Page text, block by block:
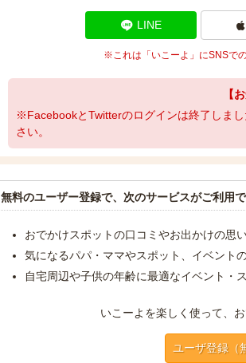
LINE
※これは「いこーよ」にSNSで
【
※FacebookとTwitterのログインは終了しま
さい。
無料のユーザー登録で、次のサービスがご利用で
おでかけスポットの口コミやお出かけの思
気になるパパ・ママやスポット、イベント
自宅周辺や子供の年齢に最適なイベント・
いこーよを楽しく使って、
ユーザ登録（